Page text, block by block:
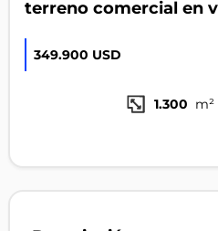
terreno comercial en
349.900 USD
1.300